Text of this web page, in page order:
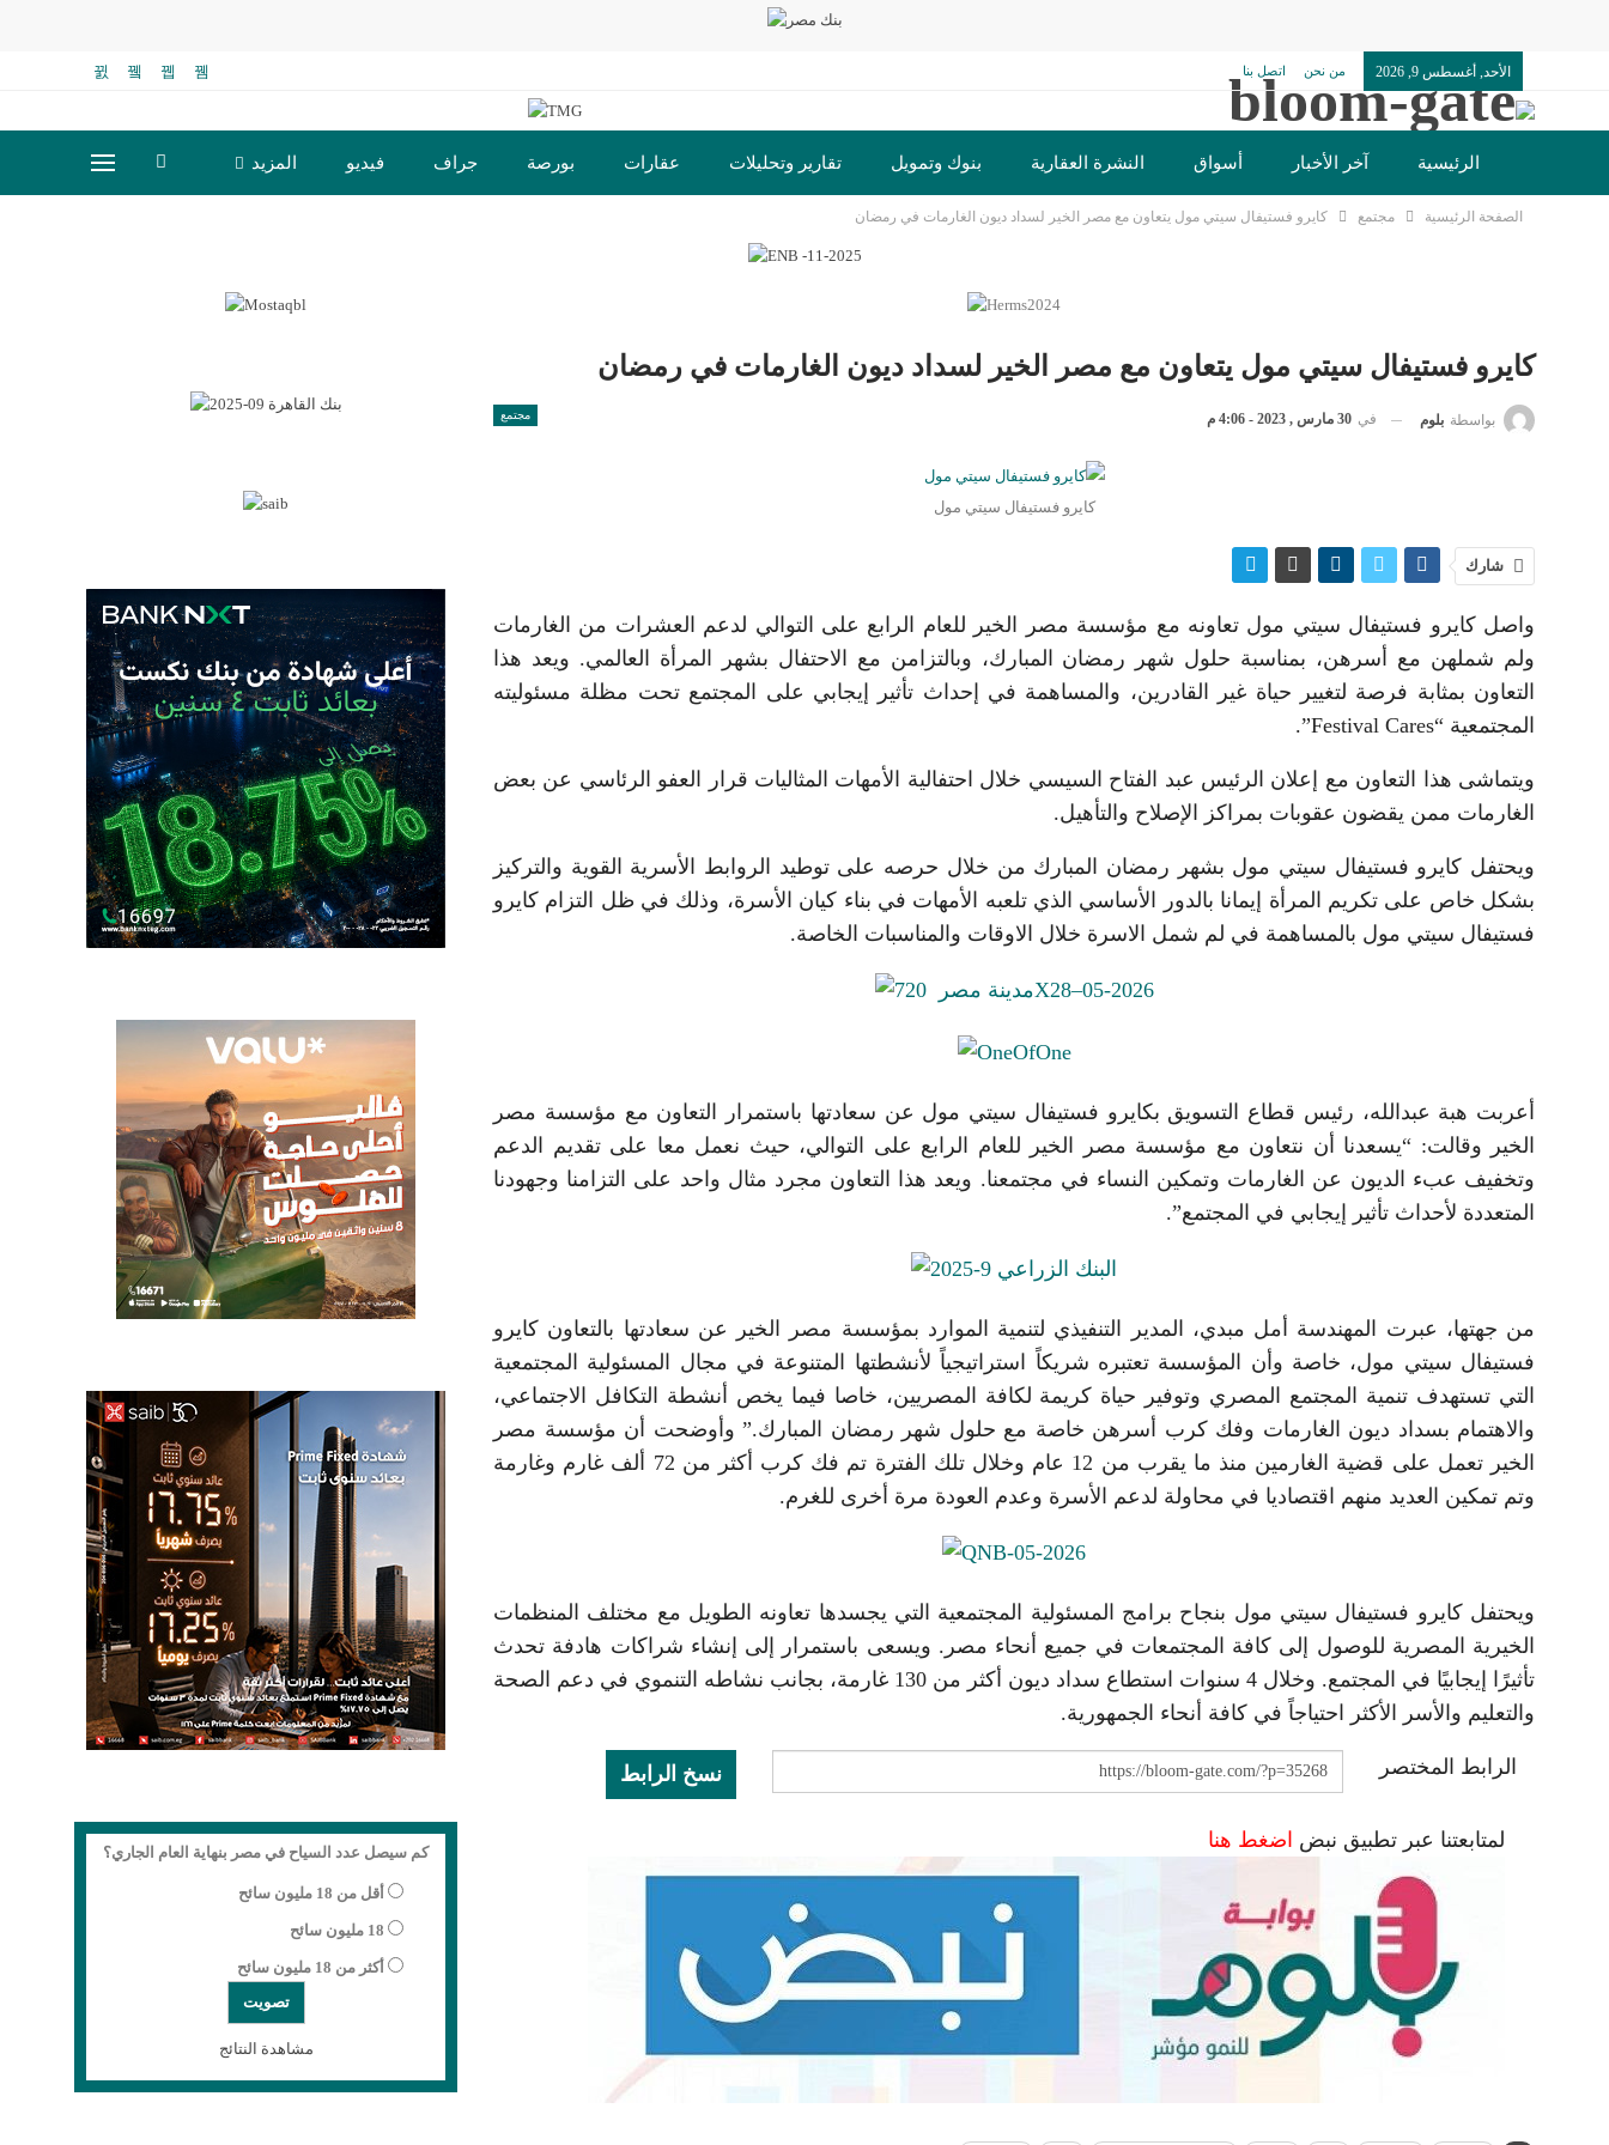
الأحد, أغسطس 9, 2026 من نحن اتصل بنا
الرئيسية آخر الأخبار أسواق النشرة العقارية بنوك وتمويل تقارير وتحليلات عقارات بورصة جراف فيديو المزيد
الصفحة الرئيسية مجتمع كايرو فستيفال سيتي مول يتعاون مع مصر الخير لسداد ديون الغارمات في رمضان
كايرو فستيفال سيتي مول يتعاون مع مصر الخير لسداد ديون الغارمات في رمضان
مجتمع بواسطة بلوم في 30 مارس , 2023 - 4:06 م
كايرو فستيفال سيتي مول
شارك
واصل كايرو فستيفال سيتي مول تعاونه مع مؤسسة مصر الخير للعام الرابع على التوالي لدعم العشرات من الغارمات
ولم شملهن مع أسرهن، بمناسبة حلول شهر رمضان المبارك، وبالتزامن مع الاحتفال بشهر المرأة العالمي. ويعد هذا
التعاون بمثابة فرصة لتغيير حياة غير القادرين، والمساهمة في إحداث تأثير إيجابي على المجتمع تحت مظلة مسئوليته
المجتمعية “Festival Cares”.
ويتماشى هذا التعاون مع إعلان الرئيس عبد الفتاح السيسي خلال احتفالية الأمهات المثاليات قرار العفو الرئاسي عن بعض
الغارمات ممن يقضون عقوبات بمراكز الإصلاح والتأهيل.
ويحتفل كايرو فستيفال سيتي مول بشهر رمضان المبارك من خلال حرصه على توطيد الروابط الأسرية القوية والتركيز
بشكل خاص على تكريم المرأة إيمانا بالدور الأساسي الذي تلعبه الأمهات في بناء كيان الأسرة، وذلك في ظل التزام كايرو
فستيفال سيتي مول بالمساهمة في لم شمل الاسرة خلال الاوقات والمناسبات الخاصة.
أعربت هبة عبدالله، رئيس قطاع التسويق بكايرو فستيفال سيتي مول عن سعادتها باستمرار التعاون مع مؤسسة مصر
الخير وقالت: “يسعدنا أن نتعاون مع مؤسسة مصر الخير للعام الرابع على التوالي، حيث نعمل معا على تقديم الدعم
وتخفيف عبء الديون عن الغارمات وتمكين النساء في مجتمعنا. ويعد هذا التعاون مجرد مثال واحد على التزامنا وجهودنا
المتعددة لأحداث تأثير إيجابي في المجتمع”.
من جهتها، عبرت المهندسة أمل مبدي، المدير التنفيذي لتنمية الموارد بمؤسسة مصر الخير عن سعادتها بالتعاون كايرو
فستيفال سيتي مول، خاصة وأن المؤسسة تعتبره شريكاً استراتيجياً لأنشطتها المتنوعة في مجال المسئولية المجتمعية
التي تستهدف تنمية المجتمع المصري وتوفير حياة كريمة لكافة المصريين، خاصا فيما يخص أنشطة التكافل الاجتماعي،
والاهتمام بسداد ديون الغارمات وفك كرب أسرهن خاصة مع حلول شهر رمضان المبارك.” وأوضحت أن مؤسسة مصر
الخير تعمل على قضية الغارمين منذ ما يقرب من 12 عام وخلال تلك الفترة تم فك كرب أكثر من 72 ألف غارم وغارمة
وتم تمكين العديد منهم اقتصاديا في محاولة لدعم الأسرة وعدم العودة مرة أخرى للغرم.
ويحتفل كايرو فستيفال سيتي مول بنجاح برامج المسئولية المجتمعية التي يجسدها تعاونه الطويل مع مختلف المنظمات
الخيرية المصرية للوصول إلى كافة المجتمعات في جميع أنحاء مصر. ويسعى باستمرار إلى إنشاء شراكات هادفة تحدث
تأثيرًا إيجابيًا في المجتمع. وخلال 4 سنوات استطاع سداد ديون أكثر من 130 غارمة، بجانب نشاطه التنموي في دعم الصحة
والتعليم والأسر الأكثر احتياجاً في كافة أنحاء الجمهورية.
الرابط المختصر نسخ الرابط
لمتابعتنا عبر تطبيق نبض اضغط هنا
كم سيصل عدد السياح في مصر بنهاية العام الجاري؟
أقل من 18 مليون سائح
18 مليون سائح
أكثر من 18 مليون سائح
مشاهدة النتائج